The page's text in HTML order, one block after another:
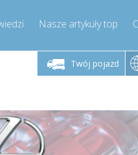
Nasze artykuły top
Twój pojazd
- piątek godz.
9:00-17:00
express.pl